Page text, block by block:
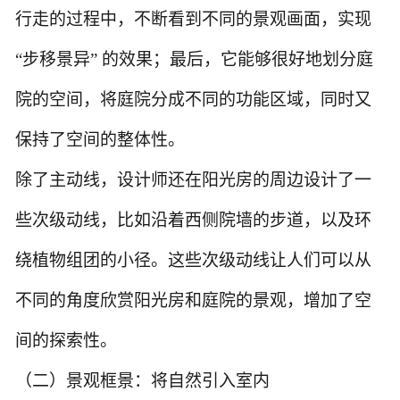
行走的过程中，不断看到不同的景观画面，实现
“步移景异” 的效果；最后，它能够很好地划分庭
院的空间，将庭院分成不同的功能区域，同时又
保持了空间的整体性。
除了主动线，设计师还在阳光房的周边设计了一
些次级动线，比如沿着西侧院墙的步道，以及环
绕植物组团的小径。这些次级动线让人们可以从
不同的角度欣赏阳光房和庭院的景观，增加了空
间的探索性。
（二）景观框景：将自然引入室内